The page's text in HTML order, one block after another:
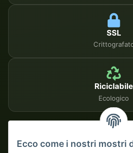
SSL
Riciclabile
Ecologico
Ecco come i nostri mostri